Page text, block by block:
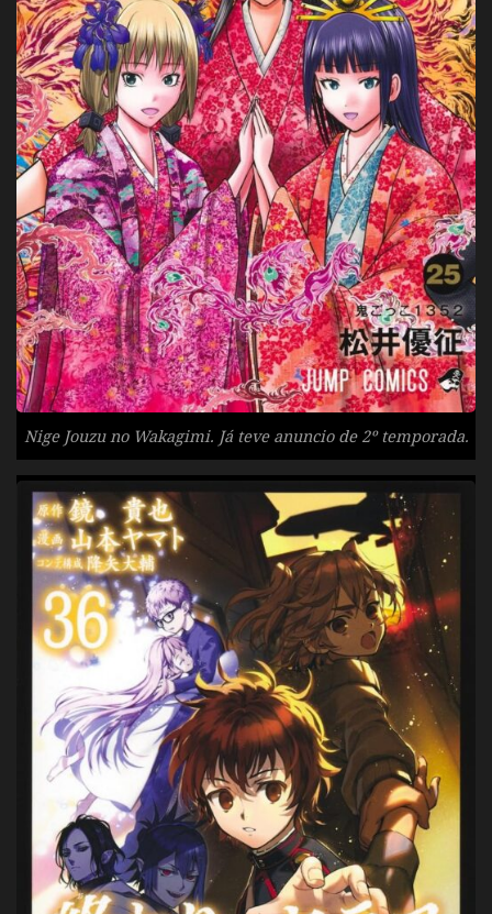
Nige Jouzu no Wakagimi. Já teve anuncio de 2º temporada.